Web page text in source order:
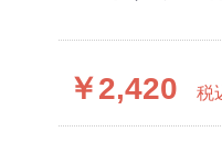
￥2,420 税